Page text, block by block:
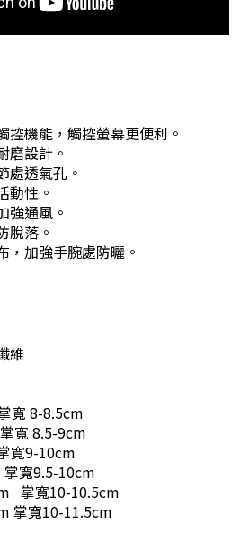
控機能，觸控螢幕更便利。
磨設計。
處透氣孔。
動性。
強通風。
脫落。
，加強手腕處防曬。
維
寬 8-8.5cm
寬 8.5-9cm
寬9-10cm
寬9.5-10cm
掌寬10-10.5cm
掌寬10-11.5cm